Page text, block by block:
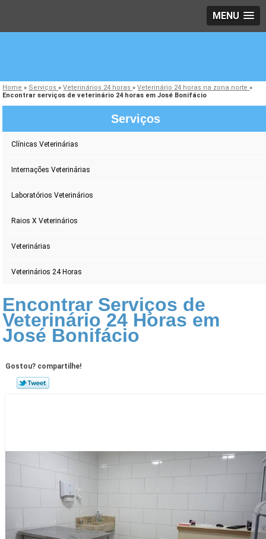
MENU
Home » Serviços»Veterinários 24 horas»Veterinário 24 horas na zona norte»
Encontrar serviços de veterinário 24 horas em José Bonifácio
Serviços
Clínicas Veterinárias
Internações Veterinárias
Laboratórios Veterinários
Raios X Veterinários
Veterinárias
Veterinários 24 Horas
Encontrar Serviços de
Veterinário 24 Horas em
José Bonifácio
Gostou? compartilhe!